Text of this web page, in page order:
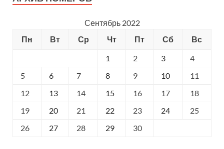
Сентябрь 2022
Пн
Вт Ср Чт Пт Сб
Вс
1
2 3
4
5
6 7 8 9 10
11
12
13 14 15 16 17
18
19
20 21 22 23 24
25
26
27 28 29 30